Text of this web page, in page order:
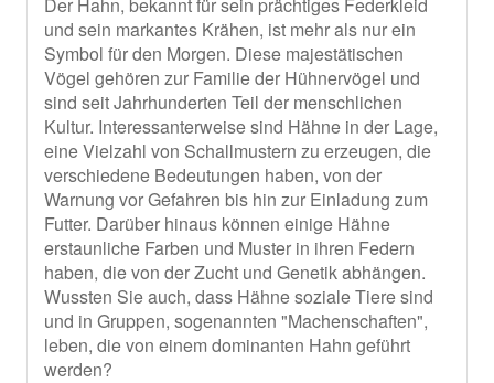
und sein markantes Krähen, ist mehr als nur ein
Symbol für den Morgen. Diese majestätischen
Vögel gehören zur Familie der Hühnervögel und
sind seit Jahrhunderten Teil der menschlichen
Kultur. Interessanterweise sind Hähne in der Lage,
eine Vielzahl von Schallmustern zu erzeugen, die
verschiedene Bedeutungen haben, von der
Warnung vor Gefahren bis hin zur Einladung zum
Futter. Darüber hinaus können einige Hähne
erstaunliche Farben und Muster in ihren Federn
haben, die von der Zucht und Genetik abhängen.
Wussten Sie auch, dass Hähne soziale Tiere sind
und in Gruppen, sogenannten "Machenschaften",
leben, die von einem dominanten Hahn geführt
werden?